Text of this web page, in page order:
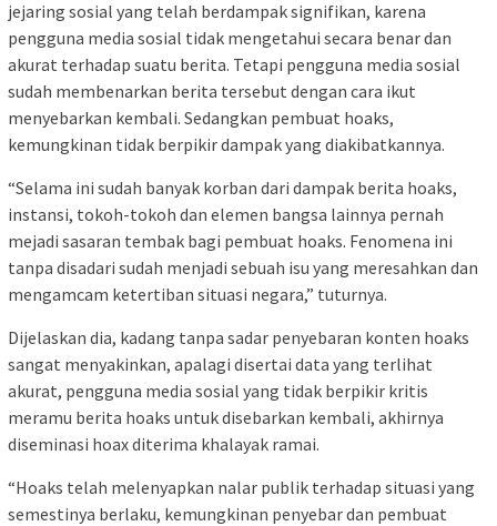
jejaring sosial yang telah berdampak signifikan, karena
pengguna media sosial tidak mengetahui secara benar dan
akurat terhadap suatu berita. Tetapi pengguna media sosial
sudah membenarkan berita tersebut dengan cara ikut
menyebarkan kembali. Sedangkan pembuat hoaks,
kemungkinan tidak berpikir dampak yang diakibatkannya.
“Selama ini sudah banyak korban dari dampak berita hoaks,
instansi, tokoh-tokoh dan elemen bangsa lainnya pernah
mejadi sasaran tembak bagi pembuat hoaks. Fenomena ini
tanpa disadari sudah menjadi sebuah isu yang meresahkan dan
mengamcam ketertiban situasi negara,” tuturnya.
Dijelaskan dia, kadang tanpa sadar penyebaran konten hoaks
sangat menyakinkan, apalagi disertai data yang terlihat
akurat, pengguna media sosial yang tidak berpikir kritis
meramu berita hoaks untuk disebarkan kembali, akhirnya
diseminasi hoax diterima khalayak ramai.
“Hoaks telah melenyapkan nalar publik terhadap situasi yang
semestinya berlaku, kemungkinan penyebar dan pembuat